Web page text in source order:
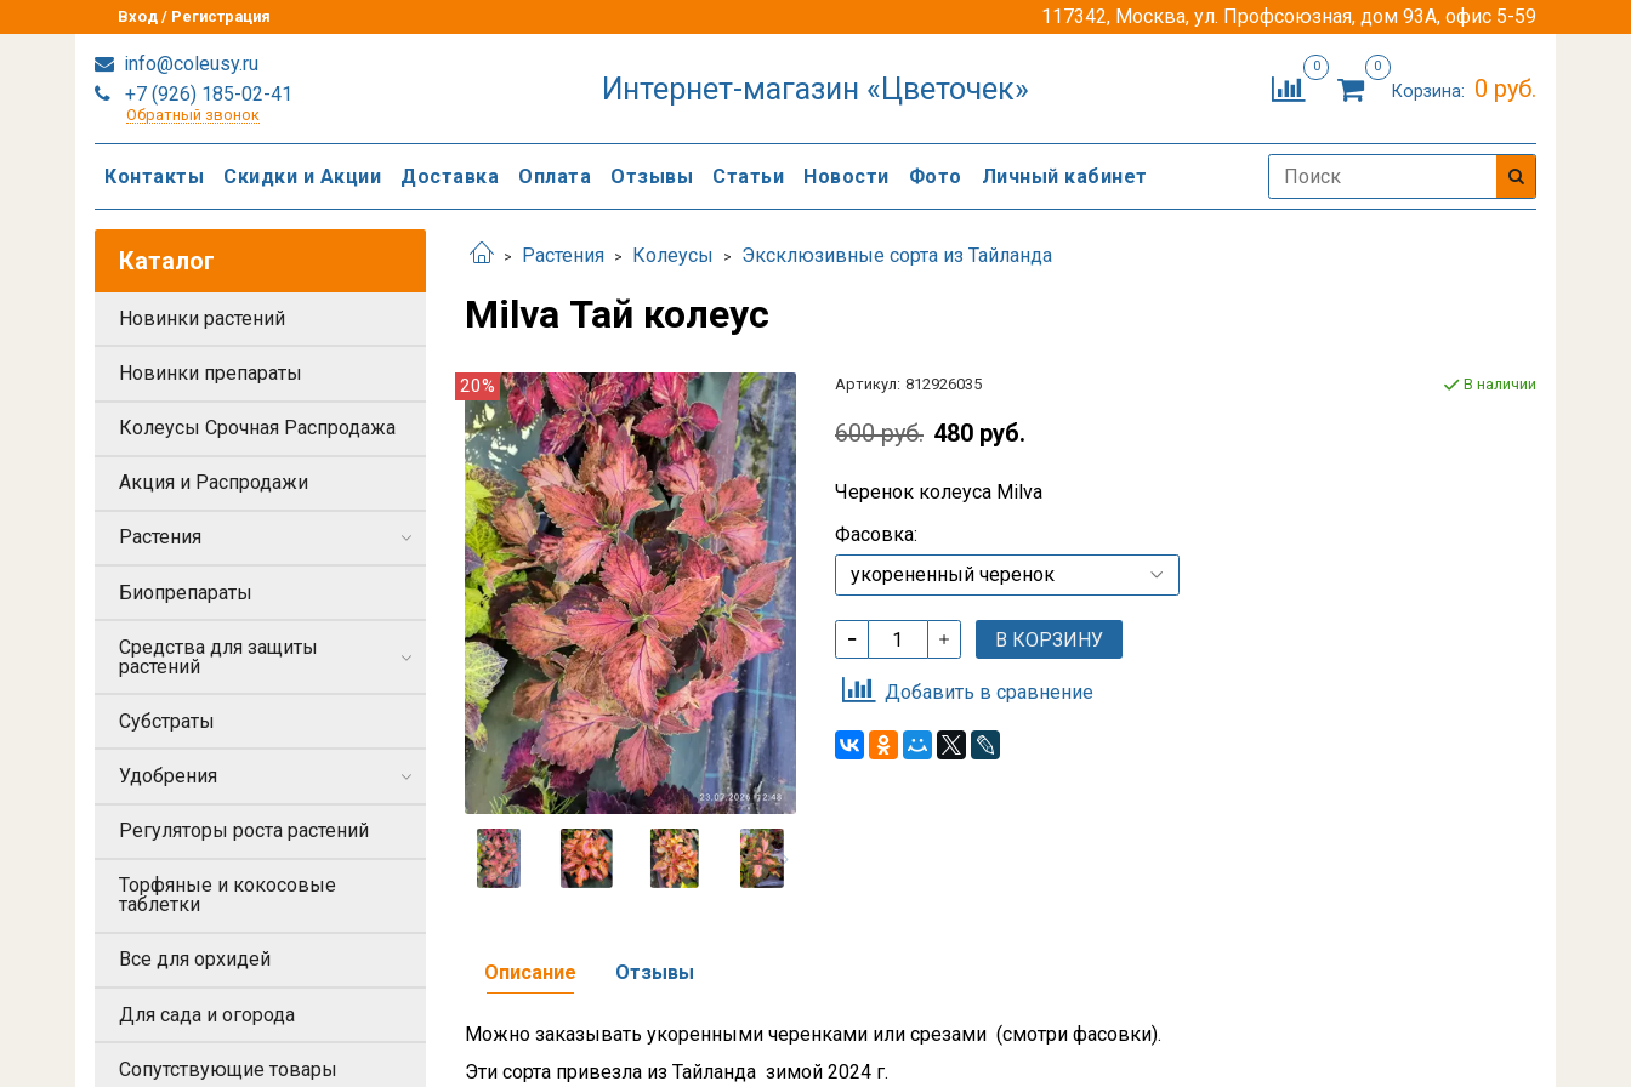
Вход / Регистрация 117342, Москва, ул. Профсоюзная, дом 93А, офис 5-59
info@coleusy.ru
+7 (926) 185-02-41
Обратный звонок
Интернет-магазин «Цветочек»
0 0
Корзина: 0 руб.
Контакты Скидки и Акции Доставка Оплата Отзывы Статьи Новости Фото Личный кабинет
Растения Колеусы Эксклюзивные сорта из Тайланда
Milva Тай колеус
20% Артикул: 812926035 В наличии
600 руб. 480 руб.
Черенок колеуса Milva
Фасовка:
В КОРЗИНУ
Добавить в сравнение
Описание
Можно заказывать укоренными черенками или срезами (смотри фасовки).
Эти сорта привезла из Тайланда зимой 2024 г.
Отзывы
Каталог
Новинки растений
Новинки препараты
Колеусы Срочная Распродажа
Акция и Распродажи
Растения
Биопрепараты
Средства для защиты
растений
Субстраты
Удобрения
Регуляторы роста растений
Торфяные и кокосовые
таблетки
Все для орхидей
Для сада и огорода
Сопутствующие товары